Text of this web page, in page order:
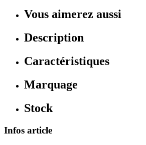
Vous aimerez aussi
Description
Caractéristiques
Marquage
Stock
Infos article